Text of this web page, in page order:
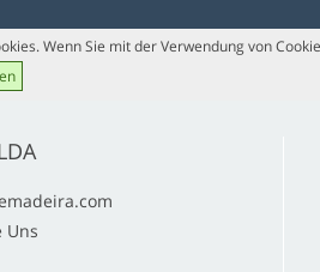
Wenn Sie mit der Verwendung von
Uns